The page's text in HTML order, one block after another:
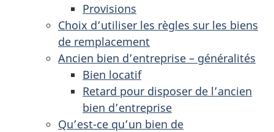
Provisions
Choix d’utiliser les règles sur les biens
de remplacement
Ancien bien d’entreprise – généralités
Bien locatif
Retard pour disposer de l’ancien
bien d’entreprise
Qu’est-ce qu’un bien de